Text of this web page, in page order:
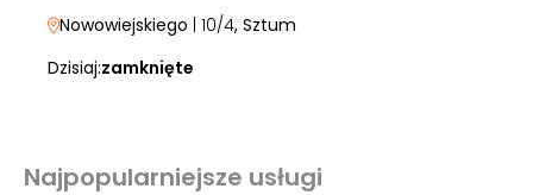
Nowowiejskiego | 10/4, Sztum
Dzisiaj:zamknięte
Najpopularniejsze usługi